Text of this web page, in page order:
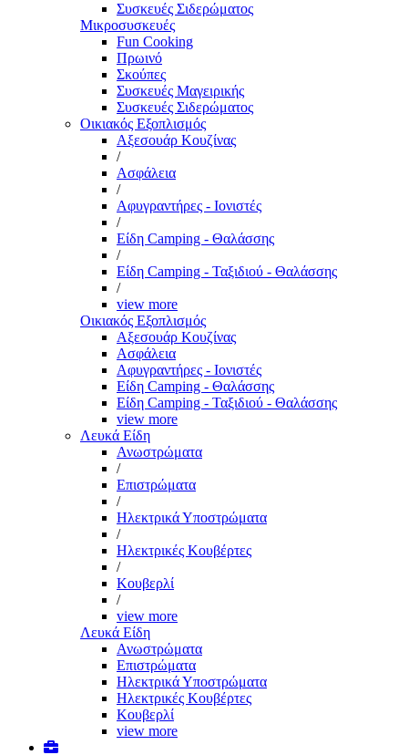
Συσκευές Σιδερώματος
Μικροσυσκευές
Fun Cooking
Πρωινό
Σκούπες
Συσκευές Μαγειρικής
Συσκευές Σιδερώματος
Οικιακός Εξοπλισμός
Αξεσουάρ Κουζίνας
/
Ασφάλεια
/
Αφυγραντήρες - Ιονιστές
/
Είδη Camping - Θαλάσσης
/
Είδη Camping - Ταξιδιού - Θαλάσσης
/
view more
Οικιακός Εξοπλισμός
Αξεσουάρ Κουζίνας
Ασφάλεια
Αφυγραντήρες - Ιονιστές
Είδη Camping - Θαλάσσης
Είδη Camping - Ταξιδιού - Θαλάσσης
view more
Λευκά Είδη
Ανωστρώματα
/
Επιστρώματα
/
Ηλεκτρικά Υποστρώματα
/
Ηλεκτρικές Κουβέρτες
/
Κουβερλί
/
view more
Λευκά Είδη
Ανωστρώματα
Επιστρώματα
Ηλεκτρικά Υποστρώματα
Ηλεκτρικές Κουβέρτες
Κουβερλί
view more